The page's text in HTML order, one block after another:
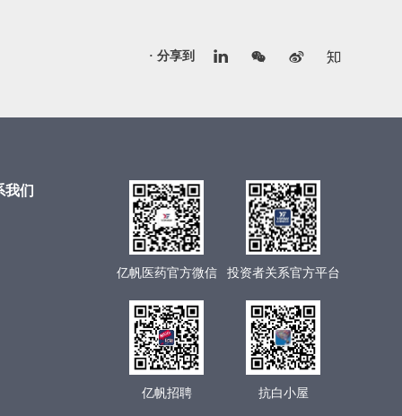
· 分享到
我们
亿帆医药官方微信 投资者关系官方平台
亿帆招聘 抗白小屋